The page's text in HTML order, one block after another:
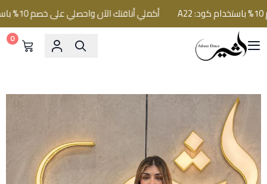
أكملي أناقتك الآن واحصلي على خصم 10% باستخدام كود: A22
فساتين اثير
0